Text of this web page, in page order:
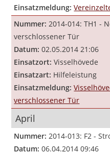
Einsatzmeldung:
Nummer: 2014-014: TH1 -
verschlossener Tür
Datum: 02.05.2014 21:06
Einsatzort: Visselhövede
Einsatzart: Hilfeleistung
Einsatzmeldung:
verschlossener Tür
April
Nummer: 2014-013: F2 -
Datum: 06.04.2014 09:46